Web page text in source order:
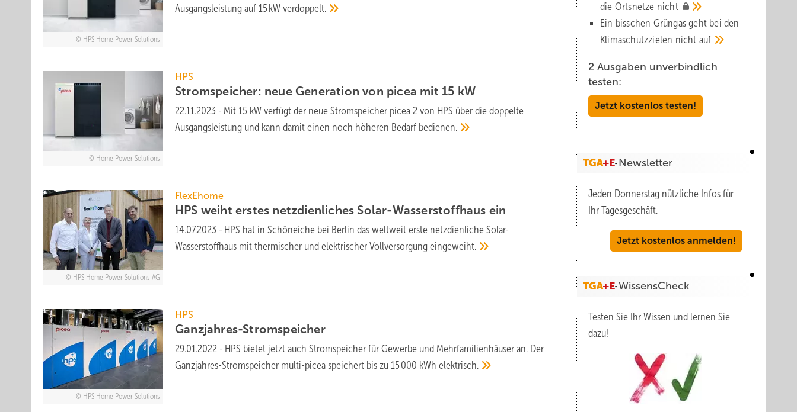
HPS Home Power Solutions
Ausgangs­leistung auf 15 kWverdoppelt.
Home Power Solutions
HPS
Stromspeicher: neue Generation von picea mit 15 kW
22.11.2023 - Mit 15 kW verfügt der neue Stromspeicher picea 2 von HPS über die doppelte
Ausgangsleistung und kann damit einen noch höheren Bedarf bedienen.
HPS Home Power Solutions AG
FlexEhome
HPS weiht erstes netzdienliches Solar-Wasserstoffhaus ein
14.07.2023 - HPS hat in Schöneiche bei Berlin das weltweit erste netzdienliche Solar-
Wasserstoffhaus mit thermischer und elektrischer Vollversorgungeingeweiht.
HPS Home Power Solutions
HPS
Ganzjahres-Stromspeicher
29.01.2022 - HPS bietet jetzt auch Stromspeicher für Gewerbe und Mehrfamilienhäuser an. Der
Ganzjahres-Stromspeicher multi-picea speichert bis zu 15 000 kWhelektrisch.
die Orts­netze nicht
Ein bisschen Grüngas geht bei den
Klima­schutz­zielen nicht auf
2 Ausgaben unverbindlich
testen:
Jetzt kostenlos testen!
Newsletter
Jeden Donnerstag nützliche Infos für
Ihr Tagesgeschäft.
Jetzt kostenlos anmelden!
WissensCheck
Testen Sie Ihr Wissen und lernen Sie
dazu!